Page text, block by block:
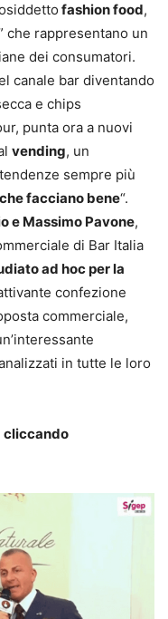
fashion food,
che rappresentano un
dei consumatori.
canale bar diventando
e chips
punta ora a nuovi
vending, un
sempre più
facciano bene“.
e Massimo Pavone,
di Bar Italia
ad hoc per la
confezione
commerciale,
in tutte le loro